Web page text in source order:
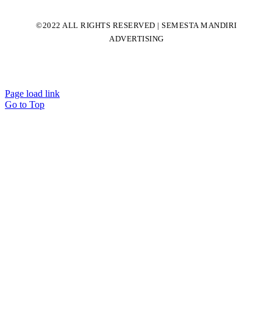
©2022 ALL RIGHTS RESERVED | SEMESTA MANDIRI
ADVERTISING
Page load link
Go to Top